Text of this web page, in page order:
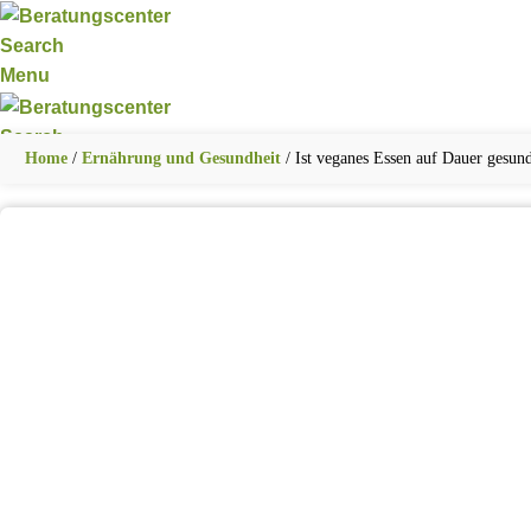
Search
Menu
Search
ERNÄHRUNG UND GESUNDHEITFAMILIE UND
Home / Ernährung und Gesundheit / Ist veganes Essen auf Dauer